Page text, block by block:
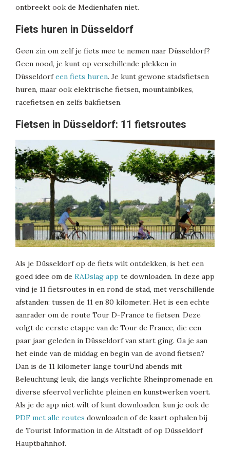
ontbreekt ook de Medienhafen niet.
Fiets huren in Düsseldorf
Geen zin om zelf je fiets mee te nemen naar Düsseldorf?
Geen nood, je kunt op verschillende plekken in
Düsseldorfeen fiets huren. Je kunt gewone stadsfietsen
huren, maar ook elektrische fietsen, mountainbikes,
racefietsen en zelfs bakfietsen.
Fietsen in Düsseldorf: 11 fietsroutes
Als je Düsseldorf op de fiets wilt ontdekken, is het een
goed idee om de RADslag app te downloaden. In deze app
vind je 11 fietsroutes in en rond de stad, met verschillende
afstanden: tussen de 11 en 80 kilometer. Het is een echte
aanrader om de route Tour D-France te fietsen. Deze
volgt de eerste etappe van de Tour de France, die een
paar jaar geleden in Düsseldorf van start ging. Ga je aan
het einde van de middag en begin van de avond fietsen?
Dan is de 11 kilometer lange tourUnd abends mit
Beleuchtung leuk, die langs verlichte Rheinpromenade en
diverse sfeervol verlichte pleinen en kunstwerken voert.
Als je de app niet wilt of kunt downloaden, kun je ook de
PDF met alle routes downloaden of de kaart ophalen bij
de Tourist Information in de Altstadt of op Düsseldorf
Hauptbahnhof.